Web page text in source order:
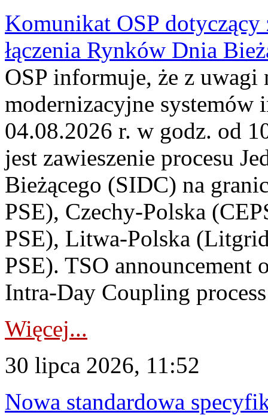
Komunikat OSP dotyczący
łączenia Rynków Dnia
OSP informuje, że z uwagi
modernizacyjne
04.08.2026 r. w godz. od
jest zawieszenie procesu
Bieżącego (SIDC) na
PSE), Czechy-Polska
PSE), Litwa-Polska
PSE). TSO announcement
Intra-Day Coupling
Więcej...
30 lipca 2026, 11:52
Nowa standardowa